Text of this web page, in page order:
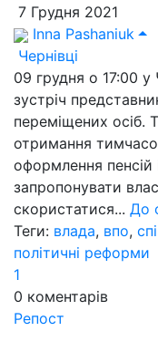
7 Грудня 2021
Inna Pashaniuk
Чернівці
09 грудня о 17:00 у
зустріч
переміщених осіб.
отримання
оформлення
запропонувати
скористатися... До
Теги: влада, впо,
політичні реформи
1
0 коментарів
Репост